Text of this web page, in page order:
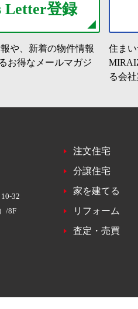
Letter登録
や、新着の物件情報
お得なメールマガジ
住ま
る会
32
/8F
注文住宅
分譲住宅
家を建てる
リフォーム
査定・売買